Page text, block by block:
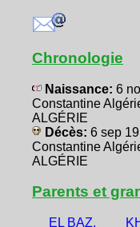
Chronologie
Naissance: 6
Constantine
ALGÉRIE
Décès: 6 sep
Constantine
ALGÉRIE
Parents et
EL BAZ,